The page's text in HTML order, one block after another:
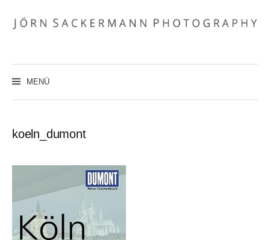
Inhalt
überspringen
MENÜ
koeln_dumont